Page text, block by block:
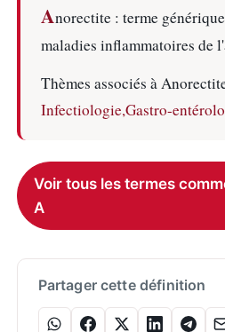
Anorectite : terme
maladies inflammatoires de
Thèmes associés à
Infectiologie,Gastro-
Voir tous les termes
A
Partager cette définition